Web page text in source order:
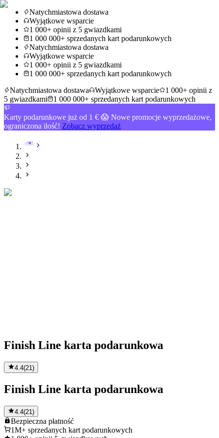
Natychmiastowa dostawa
Wyjątkowe wsparcie
1 000+ opinii z 5 gwiazdkami
1 000 000+ sprzedanych kart podarunkowych
Natychmiastowa dostawa
Wyjątkowe wsparcie
1 000+ opinii z 5 gwiazdkami
1 000 000+ sprzedanych kart podarunkowych
Natychmiastowa dostawa
Wyjątkowe wsparcie
1 000+ opinii z
5 gwiazdkami
1 000 000+ sprzedanych kart podarunkowych
Karty podarunkowe już od 1 € 😱 Nowe promocje wyprzedażowe,
ograniczona ilość! Zobacz wyprzedaż
Finish Line karta podarunkowa
4.4(21 )
Finish Line karta podarunkowa
4.4(21)
Bezpieczna płatność
1M+ sprzedanych kart podarunkowych